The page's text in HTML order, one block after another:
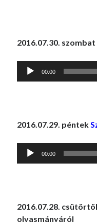
2016.07.30.
Audió
00:00
2016.07.29. péntek
Audió
00:00
2016.07.28.
olvasmányáról